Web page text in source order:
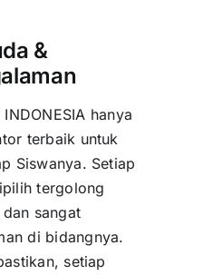
&
INDONESIA hanya
terbaik untuk
Siswanya. Setiap
tergolong
sangat
di bidangnya.
setiap